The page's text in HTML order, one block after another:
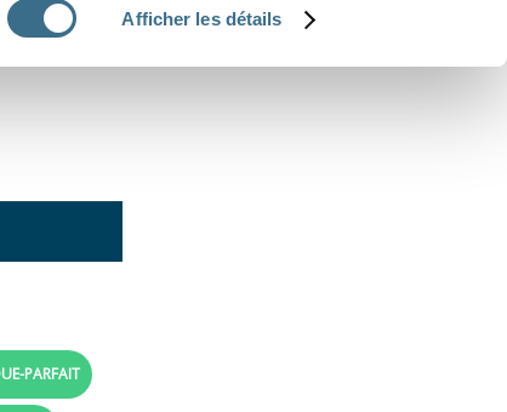
Afficher les détails
PARFAIT